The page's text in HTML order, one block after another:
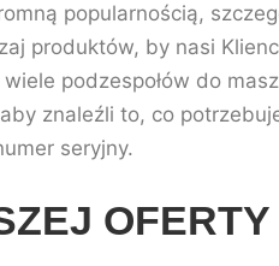
popularnością,
produktów, by nasi
podzespołów do
znaleźli to, co
seryjny.